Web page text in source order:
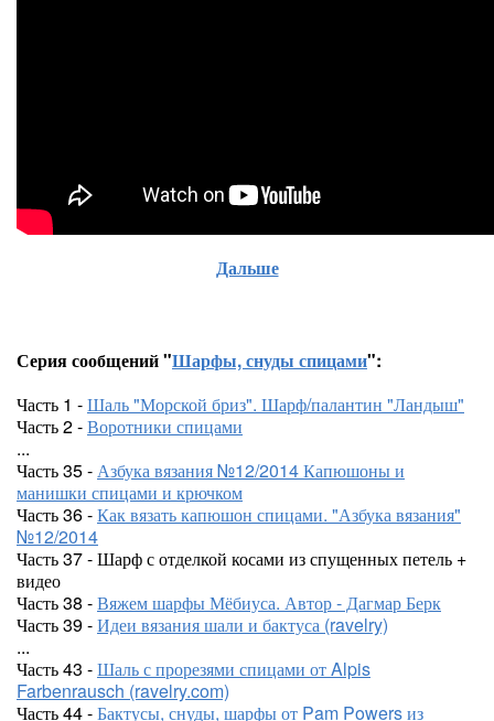
Дальше
Серия сообщений "Шарфы, снуды спицами":
Часть 1 -Шаль "Морской бриз". Шарф/палантин "Ландыш"
Часть 2 -Воротники спицами
...
Часть 35 -Азбука вязания №12/2014 Капюшоны и
манишки спицами и крючком
Часть 36 -Как вязать капюшон спицами. "Азбука вязания"
№12/2014
Часть 37 - Шарф с отделкой косами из спущенных петель +
видео
Часть 38 -Вяжем шарфы Мёбиуса. Автор - Дагмар Берк
Часть 39 -Идеи вязания шали и бактуса (ravelry)
...
Часть 43 -Шаль с прорезями спицами от Alpis
Farbenrausch (ravelry.com)
Часть 44 -Бактусы, снуды, шарфы от Pam Powers из